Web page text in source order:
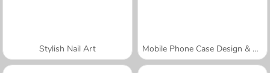
Stylish Nail Art Mobile Phone Case Design & DIY